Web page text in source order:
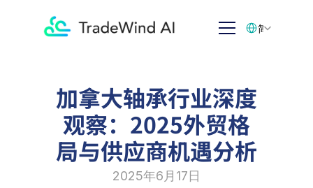
加拿大轴承行业深度
观察：2025外贸格
局与供应商机遇分析
2025年6月17日
简体中文